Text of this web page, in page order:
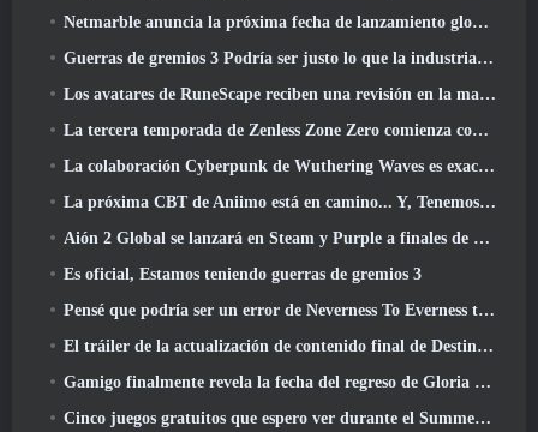
Netmarble anuncia la próxima fecha de lanzamiento global de RF Online
Guerras de gremios 3 Podría ser justo lo que la industria de los MMO necesita ahora mismo
Los avatares de RuneScape reciben una revisión en la mayor actualización visual del juego en los últimos diez años
La tercera temporada de Zenless Zone Zero comienza con un viaje a una isla Bangboo en el cielo, Y a la plataforma Steam
La colaboración Cyberpunk de Wuthering Waves es exactamente lo que quiero de mis eventos cruzados de videojuegos
La próxima CBT de Aniimo está en camino... Y, Tenemos una ventana de lanzamiento oficial
Aión 2 Global se lanzará en Steam y Purple a finales de este año
Es oficial, Estamos teniendo guerras de gremios 3
Pensé que podría ser un error de Neverness To Everness tener el evento Porsche Collab Gacha tan temprano, Pero me equivoqué
El tráiler de la actualización de contenido final de Destiny 2 es un grito de guerra
Gamigo finalmente revela la fecha del regreso de Gloria Victis, ¿Sobrevivirá la segunda vez??
Cinco juegos gratuitos que espero ver durante el Summer Game Fest